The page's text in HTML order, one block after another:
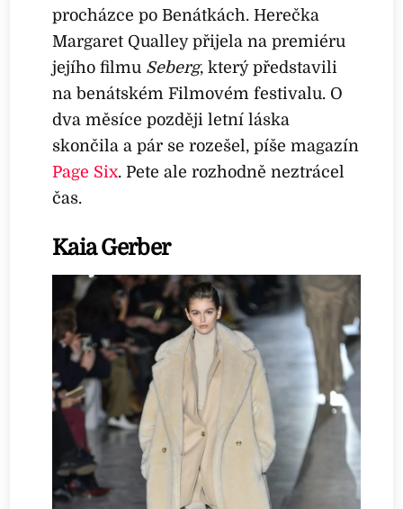
procházce po Benátkách. Herečka
Margaret Qualley přijela na premiéru
jejího filmu Seberg, který představili
na benátském Filmovém festivalu. O
dva měsíce později letní láska
skončila a pár se rozešel, píše magazín
Page Six. Pete ale rozhodně neztrácel
čas.
Kaia Gerber